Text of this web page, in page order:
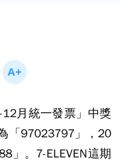
月統一發票」中獎
「97023797」，20
」。7-ELEVEN這期